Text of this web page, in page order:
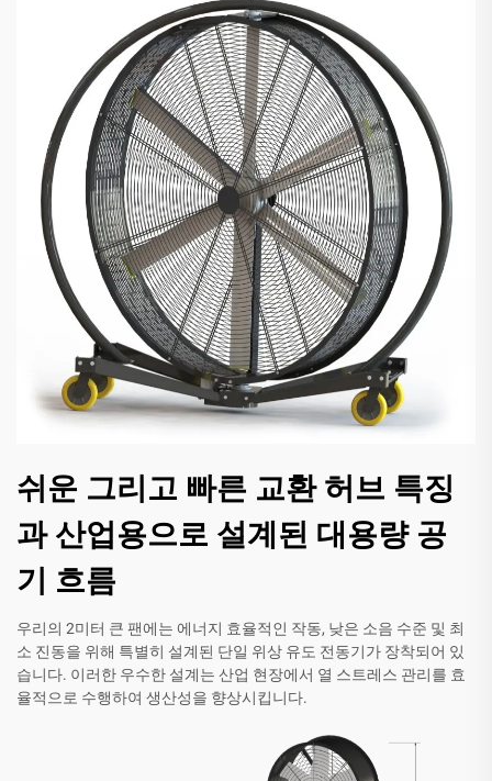
쉬운 그리고 빠른 교환 허브 특징
과 산업용으로 설계된 대용량 공
기 흐름
우리의 2미터 큰 팬에는 에너지 효율적인 작동, 낮은 소음 수준 및 최
소 진동을 위해 특별히 설계된 단일 위상 유도 전동기가 장착되어 있
습니다. 이러한 우수한 설계는 산업 현장에서 열 스트레스 관리를 효
율적으로 수행하여 생산성을 향상시킵니다.